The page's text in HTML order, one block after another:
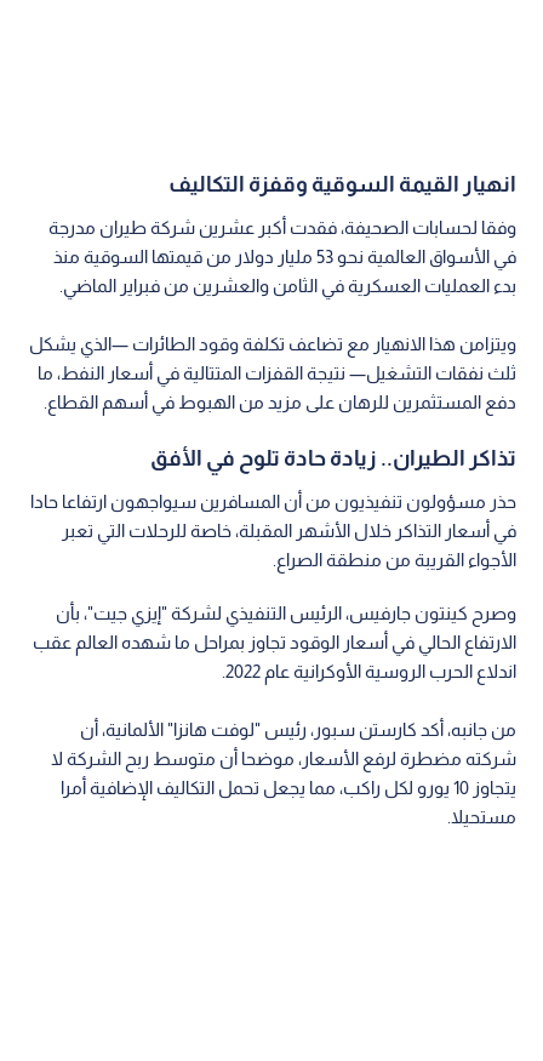
انهيار القيمة السوقية وقفزة التكاليف
وفقا لحسابات الصحيفة، فقدت أكبر عشرين شركة طيران مدرجة
في الأسواق العالمية نحو 53 مليار دولار من قيمتها السوقية منذ
بدء العمليات العسكرية في الثامن والعشرين من فبراير الماضي.
ويتزامن هذا الانهيار مع تضاعف تكلفة وقود الطائرات —الذي يشكل
ثلث نفقات التشغيل— نتيجة القفزات المتتالية في أسعار النفط، ما
دفع المستثمرين للرهان على مزيد من الهبوط في أسهم القطاع.
تذاكر الطيران.. زيادة حادة تلوح في الأفق
حذر مسؤولون تنفيذيون من أن المسافرين سيواجهون ارتفاعا حادا
في أسعار التذاكر خلال الأشهر المقبلة، خاصة للرحلات التي تعبر
الأجواء القريبة من منطقة الصراع.
وصرح كينتون جارفيس، الرئيس التنفيذي لشركة "إيزي جيت"، بأن
الارتفاع الحالي في أسعار الوقود تجاوز بمراحل ما شهده العالم عقب
اندلاع الحرب الروسية الأوكرانية عام 2022.
من جانبه، أكد كارستن سبور، رئيس "لوفت هانزا" الألمانية، أن
شركته مضطرة لرفع الأسعار، موضحا أن متوسط ربح الشركة لا
يتجاوز 10 يورو لكل راكب، مما يجعل تحمل التكاليف الإضافية أمرا
مستحيلا.